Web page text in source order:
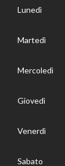
Lunedì
Martedì
Mercoledì
Giovedì
Venerdì
Sabato